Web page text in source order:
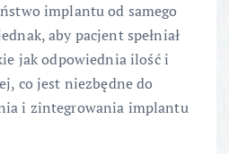
implantu od samego
aby pacjent spełniał
jak odpowiednia ilość i
co jest niezbędne do
i zintegrowania implantu